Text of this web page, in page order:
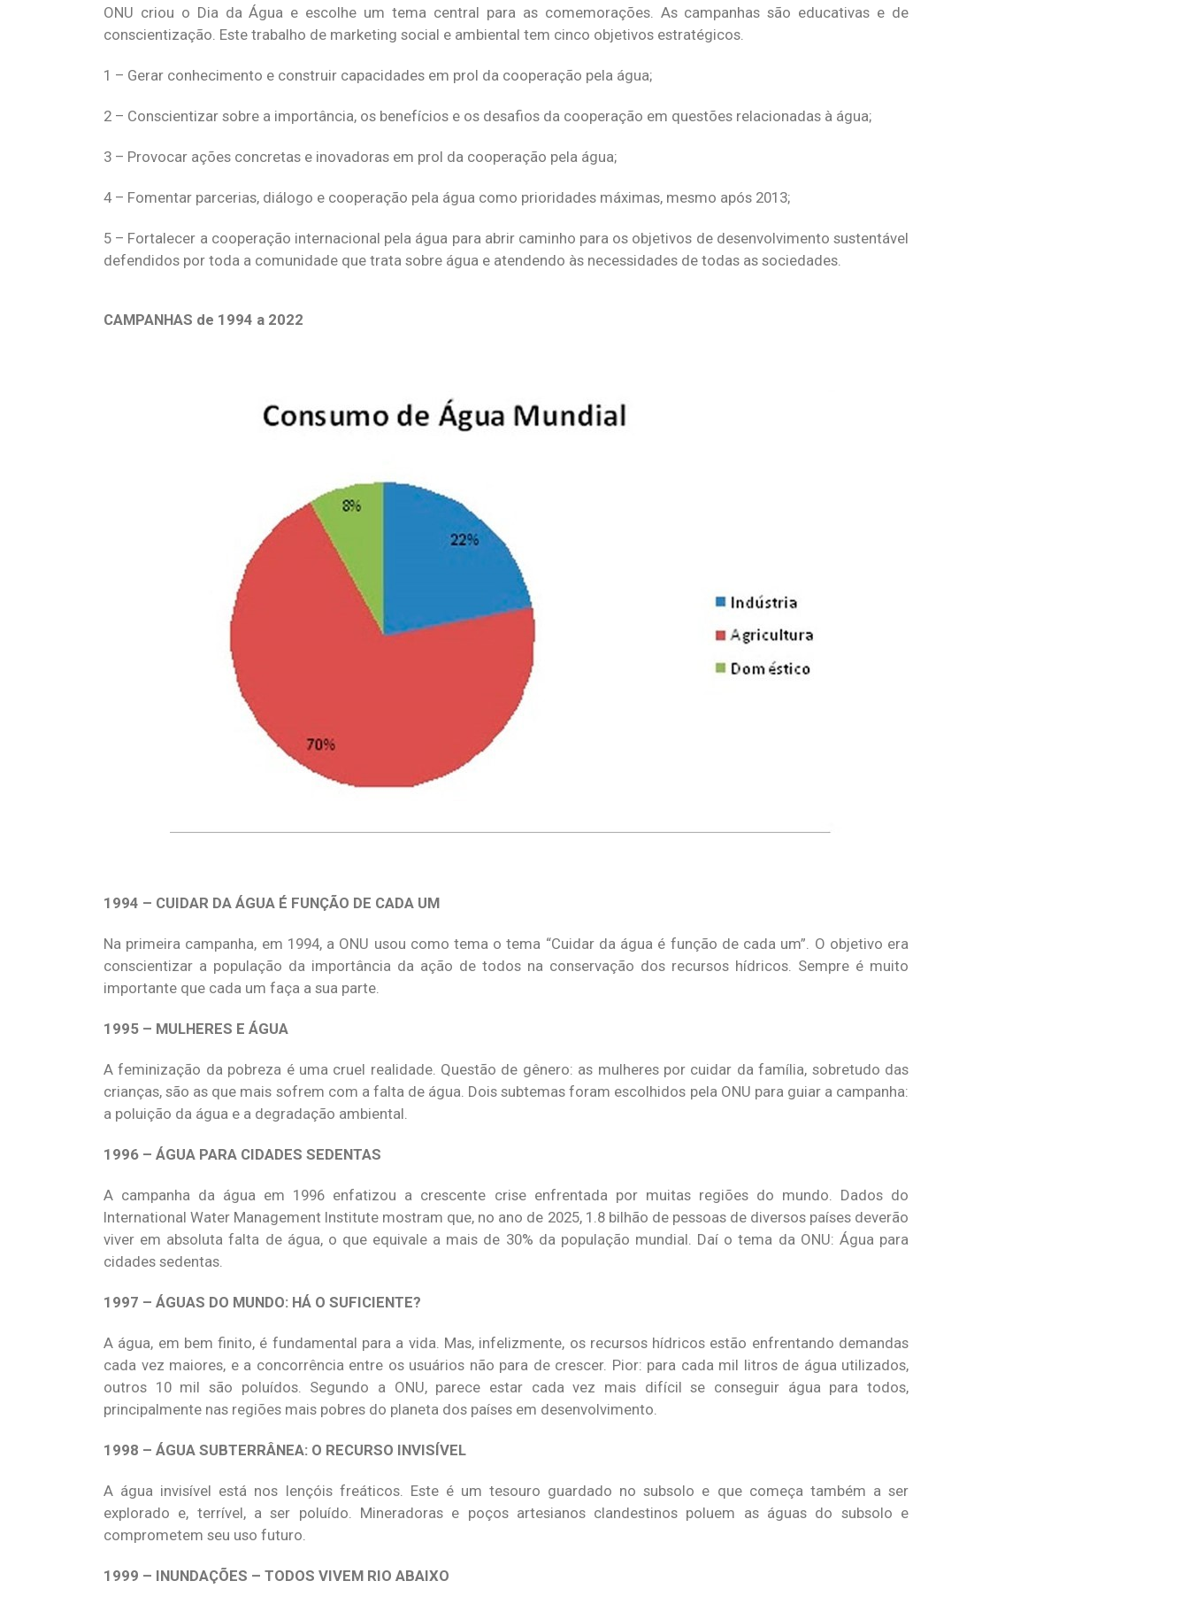
ONU criou o Dia da Água e escolhe um tema central para as comemorações. As campanhas são educativas e de
conscientização. Este trabalho de marketing social e ambiental tem cinco objetivos estratégicos.
1 – Gerar conhecimento e construir capacidades em prol da cooperação pela água;
2 – Conscientizar sobre a importância, os benefícios e os desafios da cooperação em questões relacionadas à água;
3 – Provocar ações concretas e inovadoras em prol da cooperação pela água;
4 – Fomentar parcerias, diálogo e cooperação pela água como prioridades máximas, mesmo após 2013;
5 – Fortalecer a cooperação internacional pela água para abrir caminho para os objetivos de desenvolvimento sustentável
defendidos por toda a comunidade que trata sobre água e atendendo às necessidades de todas as sociedades.
CAMPANHAS de 1994 a 2022
1994 – CUIDAR DA ÁGUA É FUNÇÃO DE CADA UM
Na primeira campanha, em 1994, a ONU usou como tema o tema “Cuidar da água é função de cada um”. O objetivo era
conscientizar a população da importância da ação de todos na conservação dos recursos hídricos. Sempre é muito
importante que cada um faça a sua parte.
1995 – MULHERES E ÁGUA
A feminização da pobreza é uma cruel realidade. Questão de gênero: as mulheres por cuidar da família, sobretudo das
crianças, são as que mais sofrem com a falta de água. Dois subtemas foram escolhidos pela ONU para guiar a campanha:
a poluição da água e a degradação ambiental.
1996 – ÁGUA PARA CIDADES SEDENTAS
A campanha da água em 1996 enfatizou a crescente crise enfrentada por muitas regiões do mundo. Dados do
International Water Management Institute mostram que, no ano de 2025, 1.8 bilhão de pessoas de diversos países deverão
viver em absoluta falta de água, o que equivale a mais de 30% da população mundial. Daí o tema da ONU: Água para
cidades sedentas.
1997 – ÁGUAS DO MUNDO: HÁ O SUFICIENTE?
A água, em bem finito, é fundamental para a vida. Mas, infelizmente, os recursos hídricos estão enfrentando demandas
cada vez maiores, e a concorrência entre os usuários não para de crescer. Pior: para cada mil litros de água utilizados,
outros 10 mil são poluídos. Segundo a ONU, parece estar cada vez mais difícil se conseguir água para todos,
principalmente nas regiões mais pobres do planeta dos países em desenvolvimento.
1998 – ÁGUA SUBTERRÂNEA: O RECURSO INVISÍVEL
A água invisível está nos lençóis freáticos. Este é um tesouro guardado no subsolo e que começa também a ser
explorado e, terrível, a ser poluído. Mineradoras e poços artesianos clandestinos poluem as águas do subsolo e
comprometem seu uso futuro.
1999 – INUNDAÇÕES – TODOS VIVEM RIO ABAIXO